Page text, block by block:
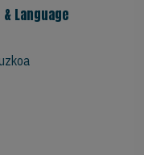
Language